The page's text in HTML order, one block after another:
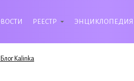
РЕЕСТР ЭНЦИКЛОПЕДИЯ
Блог Kalinka